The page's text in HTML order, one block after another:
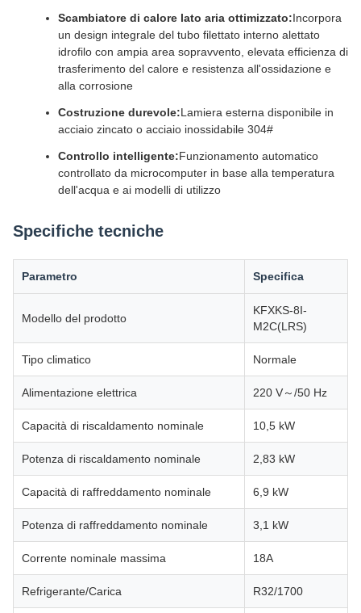
Scambiatore di calore lato aria ottimizzato:Incorpora
un design integrale del tubo filettato interno alettato
idrofilo con ampia area sopravvento, elevata efficienza di
trasferimento del calore e resistenza all'ossidazione e
alla corrosione
Costruzione durevole:Lamiera esterna disponibile in
acciaio zincato o acciaio inossidabile 304#
Controllo intelligente:Funzionamento automatico
controllato da microcomputer in base alla temperatura
dell'acqua e ai modelli di utilizzo
Specifiche tecniche
Parametro Specifica
Modello del prodotto
KFXKS-8I-
M2C(LRS)
Tipo climatico Normale
Alimentazione elettrica 220 V～/50 Hz
Capacità di riscaldamento nominale 10,5 kW
Potenza di riscaldamento nominale 2,83 kW
Capacità di raffreddamento nominale 6,9 kW
Potenza di raffreddamento nominale 3,1 kW
Corrente nominale massima 18A
Refrigerante/Carica R32/1700